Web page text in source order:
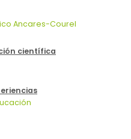
Ancares-Courel
científica